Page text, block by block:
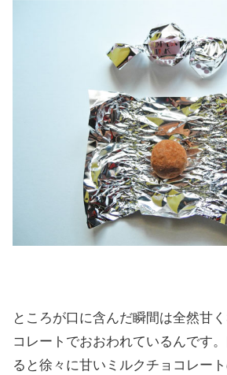
ところが口に含んだ瞬間は全然甘
コレートでおおわれているんです
ると徐々に甘いミルクチョコレー